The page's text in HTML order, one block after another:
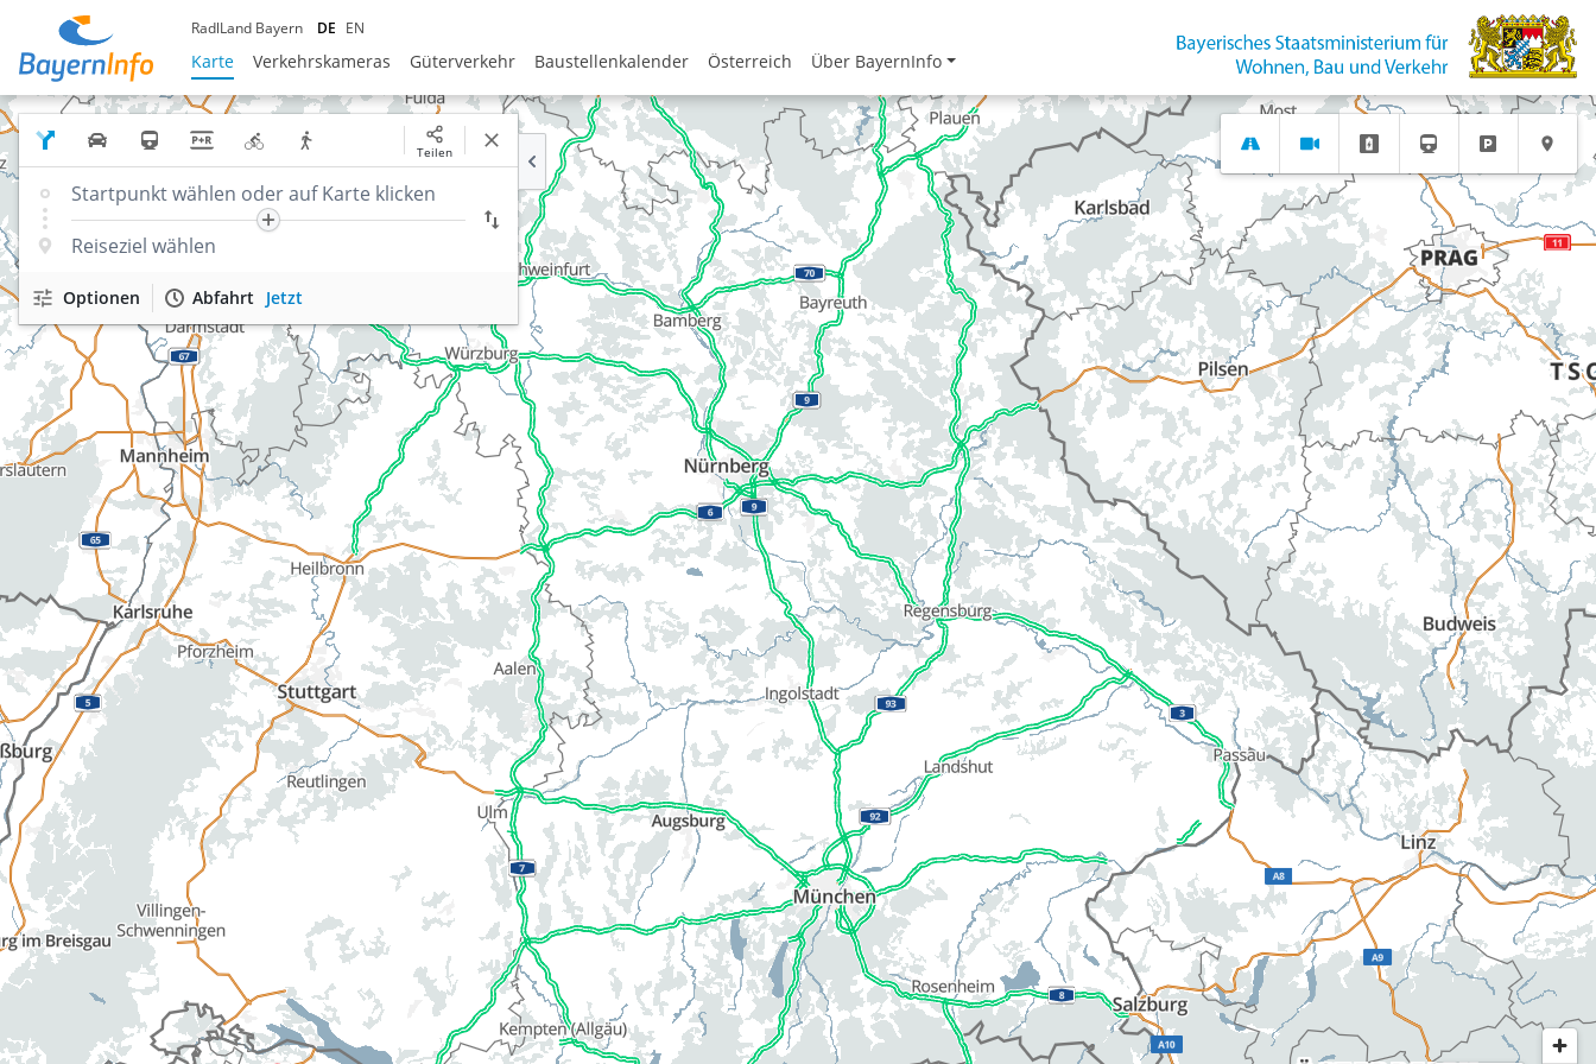
Karte Verkehrskameras Güterverkehr Baustellenkalender Österreich Über BayernInfo
RadlLand Bayern DE EN
Teilen
Optionen Abfahrt Jetzt